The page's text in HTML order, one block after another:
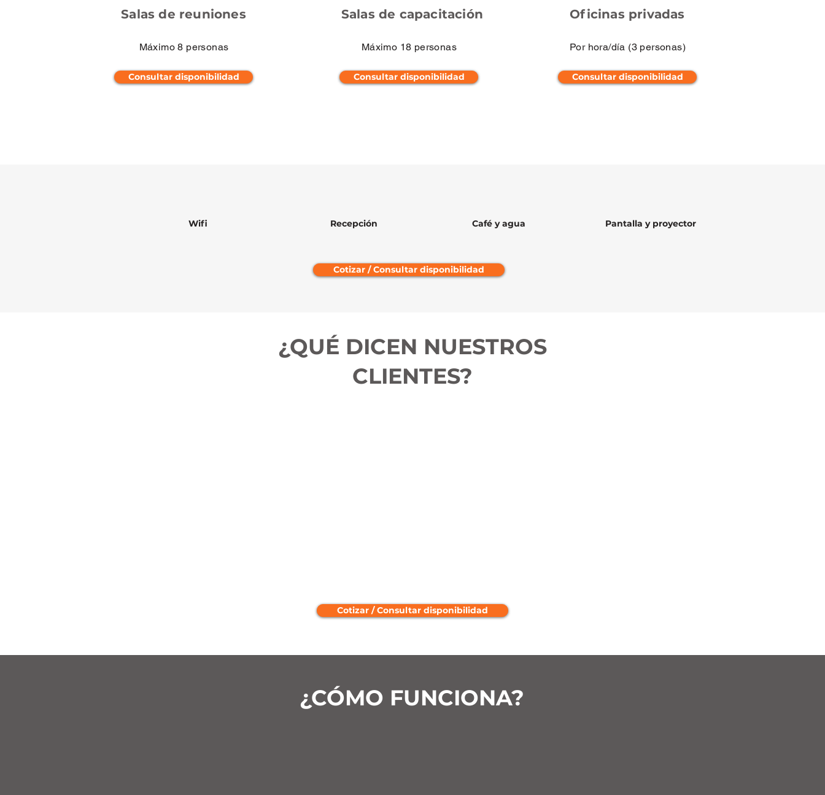
Salas de reuniones
Máximo 8 personas
Consultar disponibilidad
Salas de capacitación
Máximo 18 personas
Consultar disponibilidad
Oficinas privadas
Por hora/día (3 personas)
Consultar disponibilidad
Wifi Recepción Café y agua Pantalla y proyector
Cotizar / Consultar disponibilidad
¿QUÉ DICEN NUESTROS
CLIENTES?
Cotizar / Consultar disponibilidad
¿CÓMO FUNCIONA?